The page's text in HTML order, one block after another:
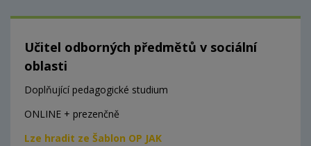
Učitel odborných předmětů v sociální
oblasti
Doplňující pedagogické studium
ONLINE + prezenčně
Lze hradit ze Šablon OP JAK